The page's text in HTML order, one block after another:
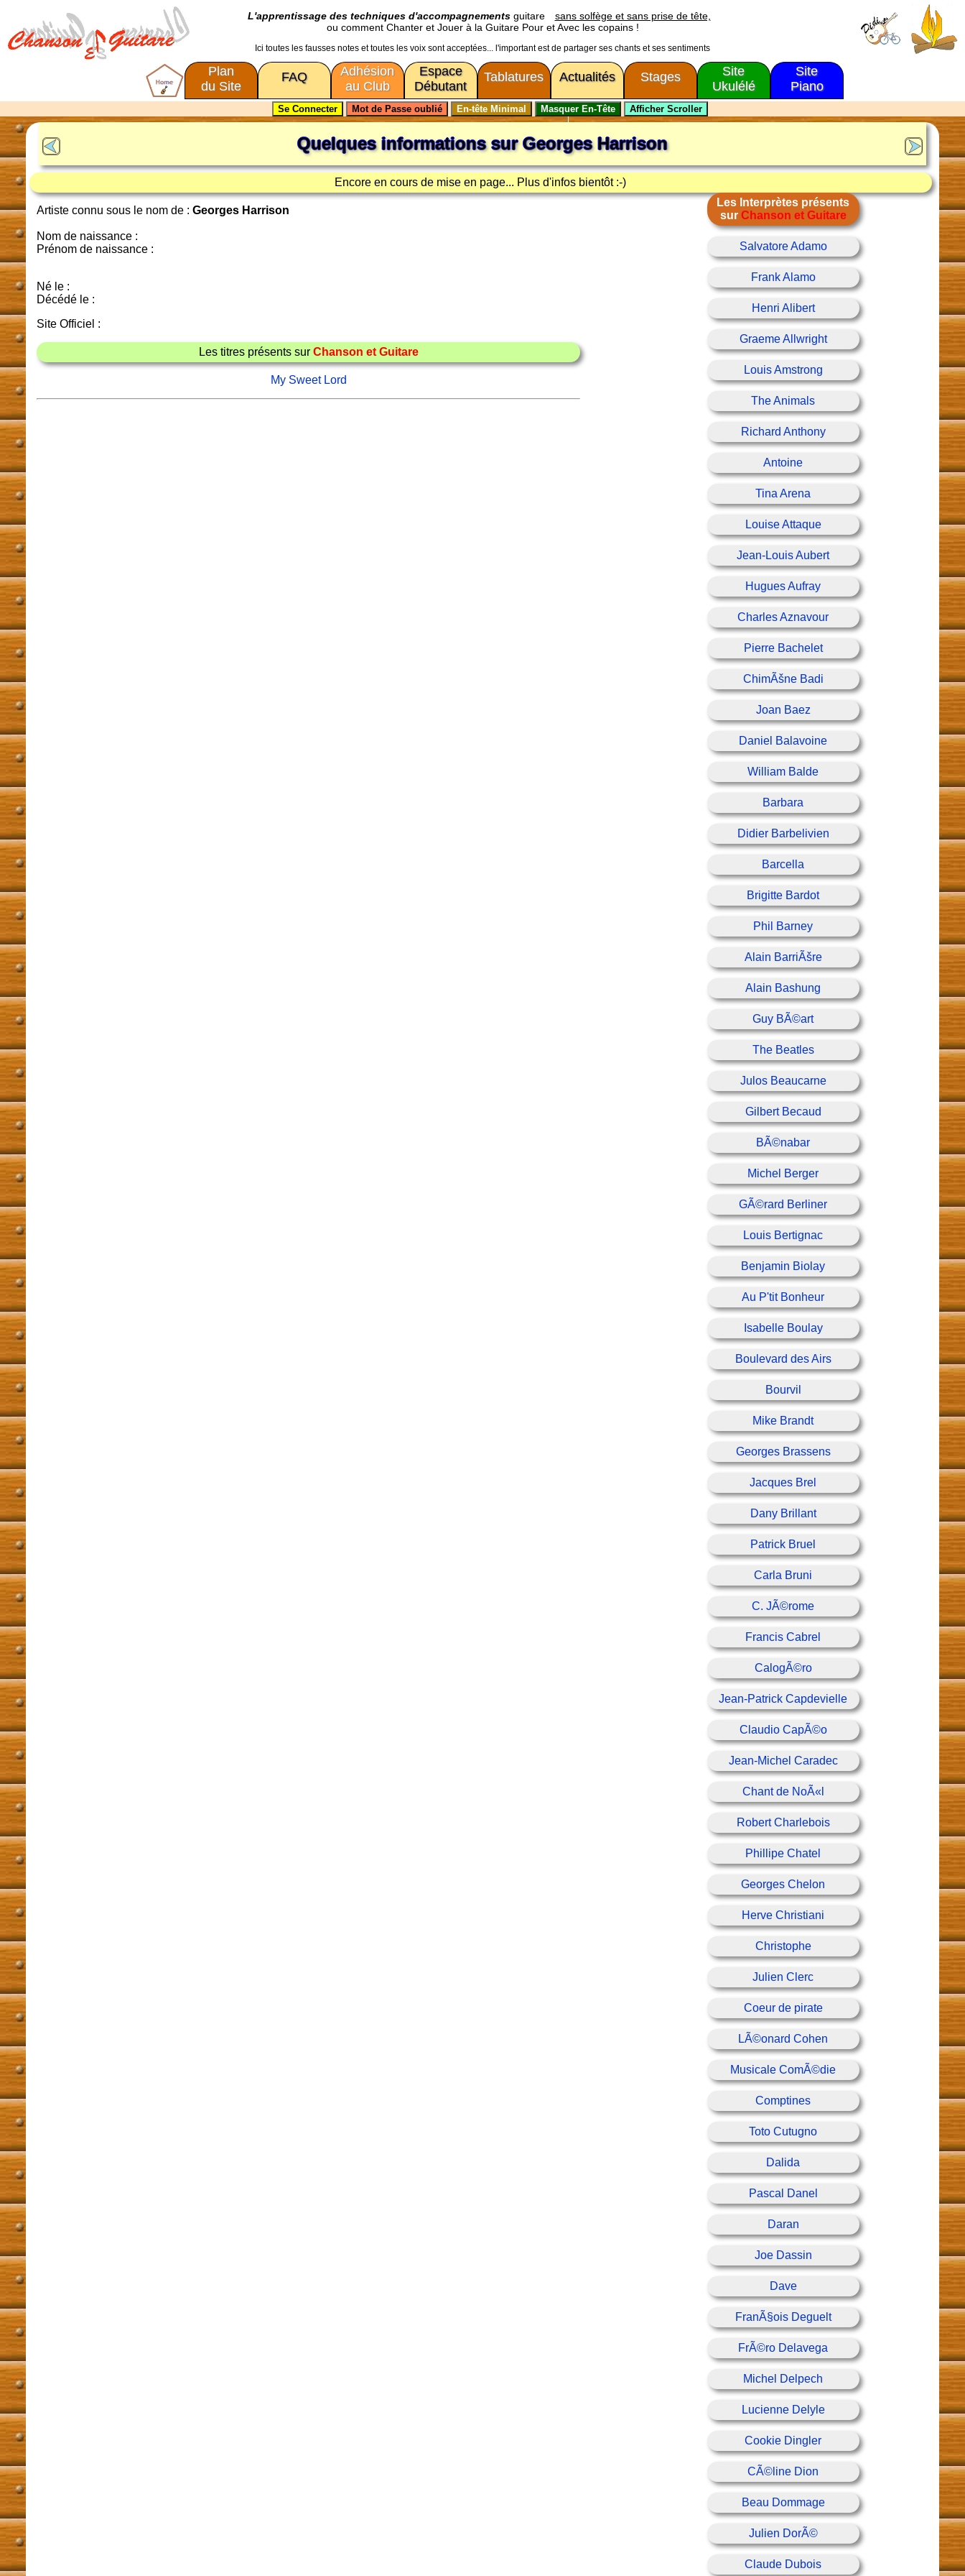
L'apprentissage des techniques d'accompagnementsguitare
sans solfège et sans prise de tête,
ou comment Chanter et Jouer à la Guitare Pour et Avec les copains !
Ici toutes les fausses notes et toutes les voix sont acceptées... l'important est de partager ses chants et ses sentiments
Plan
du Site
FAQ
Adhésion
au Club
Espace
Débutant
Tablatures Actualités Stages
Site
Ukulélé
Site
Piano
Quelques informations surGeorges Harrison
Encore en cours de mise en page... Plus d'infos bientôt :-)
Artiste connu sous le nom de :Georges Harrison
Nom de naissance :
Prénom de naissance :
Né le :
Décédé le :
Site Officiel :
Les titres présents sur Chanson et Guitare
My Sweet Lord
Les Interprètes présents
sur Chanson et Guitare
Salvatore Adamo
Frank Alamo
Henri Alibert
Graeme Allwright
Louis Amstrong
The Animals
Richard Anthony
Antoine
Tina Arena
Louise Attaque
Jean-Louis Aubert
Hugues Aufray
Charles Aznavour
Pierre Bachelet
ChimÃšne Badi
Joan Baez
Daniel Balavoine
William Balde
Barbara
Didier Barbelivien
Barcella
Brigitte Bardot
Phil Barney
Alain BarriÃšre
Alain Bashung
Guy BÃ©art
The Beatles
Julos Beaucarne
Gilbert Becaud
BÃ©nabar
Michel Berger
GÃ©rard Berliner
Louis Bertignac
Benjamin Biolay
Au P'tit Bonheur
Isabelle Boulay
Boulevard des Airs
Bourvil
Mike Brandt
Georges Brassens
Jacques Brel
Dany Brillant
Patrick Bruel
Carla Bruni
C. JÃ©rome
Francis Cabrel
CalogÃ©ro
Jean-Patrick Capdevielle
Claudio CapÃ©o
Jean-Michel Caradec
Chant de NoÃ«l
Robert Charlebois
Phillipe Chatel
Georges Chelon
Herve Christiani
Christophe
Julien Clerc
Coeur de pirate
LÃ©onard Cohen
Musicale ComÃ©die
Comptines
Toto Cutugno
Dalida
Pascal Danel
Daran
Joe Dassin
Dave
FranÃ§ois Deguelt
FrÃ©ro Delavega
Michel Delpech
Lucienne Delyle
Cookie Dingler
CÃ©line Dion
Beau Dommage
Julien DorÃ©
Claude Dubois